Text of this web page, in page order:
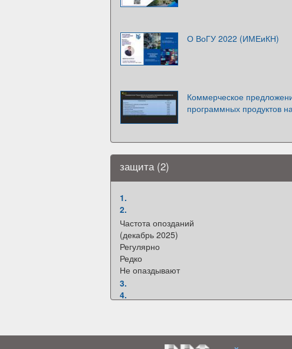
О ВоГУ 2022 (ИМЕиКН)
Коммерческое
программных продуктов
защита (2)
1.
2.
Частота опозданий
(декабрь 2025)
Регулярно
Редко
Не опаздывают
3.
4.
Кондрашова Ульяна